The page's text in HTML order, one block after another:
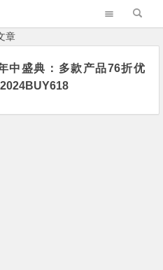
章
中盛典：多款产品76折优